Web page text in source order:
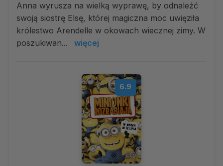
Anna wyrusza na wielką wyprawę, by odnaleźć
swoją siostrę Elsę, której magiczna moc uwięziła
królestwo Arendelle w okowach wiecznej zimy. W
poszukiwan...
więcej
6.9